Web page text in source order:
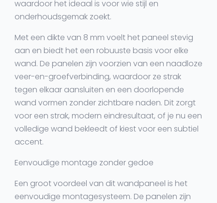
waardoor het ideaal is voor wie stijl en
onderhoudsgemak zoekt.
Met een dikte van 8 mm voelt het paneel stevig
aan en biedt het een robuuste basis voor elke
wand. De panelen zijn voorzien van een naadloze
veer-en-groefverbinding, waardoor ze strak
tegen elkaar aansluiten en een doorlopende
wand vormen zonder zichtbare naden. Dit zorgt
voor een strak, modern eindresultaat, of je nu een
volledige wand bekleedt of kiest voor een subtiel
accent.
Eenvoudige montage zonder gedoe
Een groot voordeel van dit wandpaneel is het
eenvoudige montagesysteem. De panelen zijn